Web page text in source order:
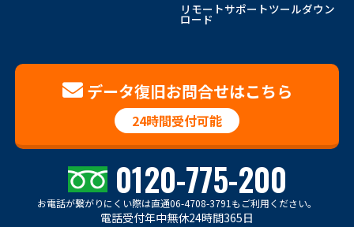
リモートサポートツールダウン
ロード
データ復旧お問合せはこちら
24時間受付可能
0120-775-200
お電話が繋がりにくい際は直通06-4708-3791もご利用ください。
電話受付年中無休24時間365日